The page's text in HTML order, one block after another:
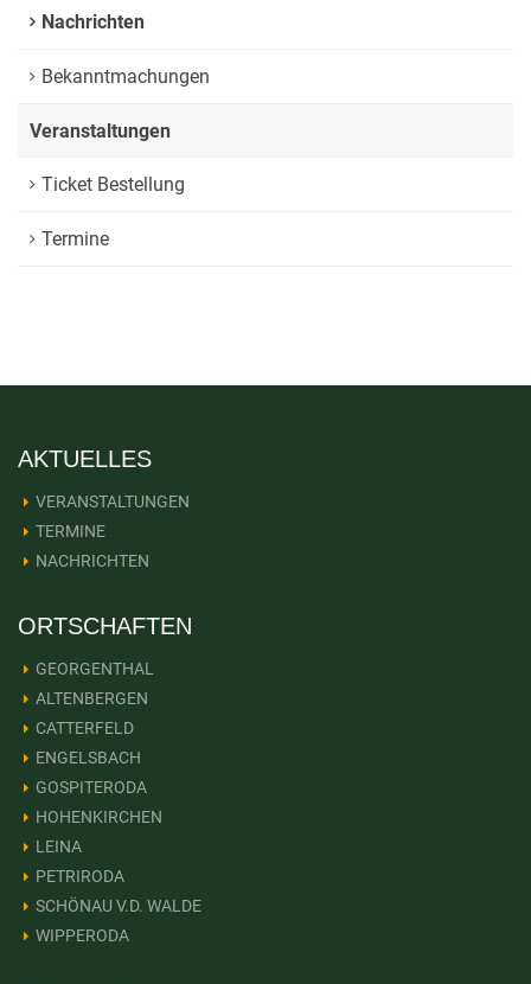
Nachrichten
Bekanntmachungen
Veranstaltungen
Ticket Bestellung
Termine
AKTUELLES
VERANSTALTUNGEN
TERMINE
NACHRICHTEN
ORTSCHAFTEN
GEORGENTHAL
ALTENBERGEN
CATTERFELD
ENGELSBACH
GOSPITERODA
HOHENKIRCHEN
LEINA
PETRIRODA
SCHÖNAU V.D. WALDE
WIPPERODA